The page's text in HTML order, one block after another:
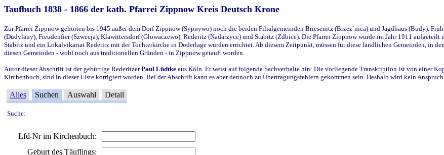
Taufbuch 1838 - 1866 der kath. Pfarrei Zippnow Kreis Deutsch Krone
Zur Pfarrei Zippnow gehörten bis 1945 außer dem Dorf Zippnow (Sypnywo) noch die beiden Filialgemeinden Briesenitz (Brzez`nica) und Jagdhaus (Budy).
(Dudylany), Freudenfier (Szwecja), Klawittersdorf (Glowaczewo), Rederitz (Nadarzyce) und Stabitz (Zdbice). Die Pfarrei Zippnow wurde im Jahr 1911
Stabitz und ein Lokalvikariat Rederitz mit der Tochterkirche in Doderlage wurden errichtet. Ab diesem Zeitpunkt, müssen für diese ländlichen Gemeinden, in
diesen Gemeinden - wohl noch aus traditionellen Gründen - in Zippnow getauft worden.
Autor dieser Abschrift ist der gebürtige RederitzerPaul Lüdtke aus Köln. Er weist auf folgende Sachverhalte hin: Die vorliegende Transkription ist von einer
Kirchenbuch, sind in dieser Liste korrigiert worden. Bei der Abschrift kann es aber dennoch zu Übertragungsfehlern gekommen sein. Deshalb wird kein
Alles Suchen Auswahl Detail
Suche:
Lfd-Nr im Kirchenbuch:
Geburt des Täuflings: